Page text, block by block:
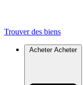
Trouver des biens
Acheter Acheter